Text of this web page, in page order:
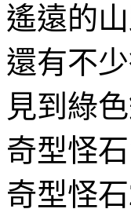
遙遠的
還有不
見到綠
奇型怪
奇型怪